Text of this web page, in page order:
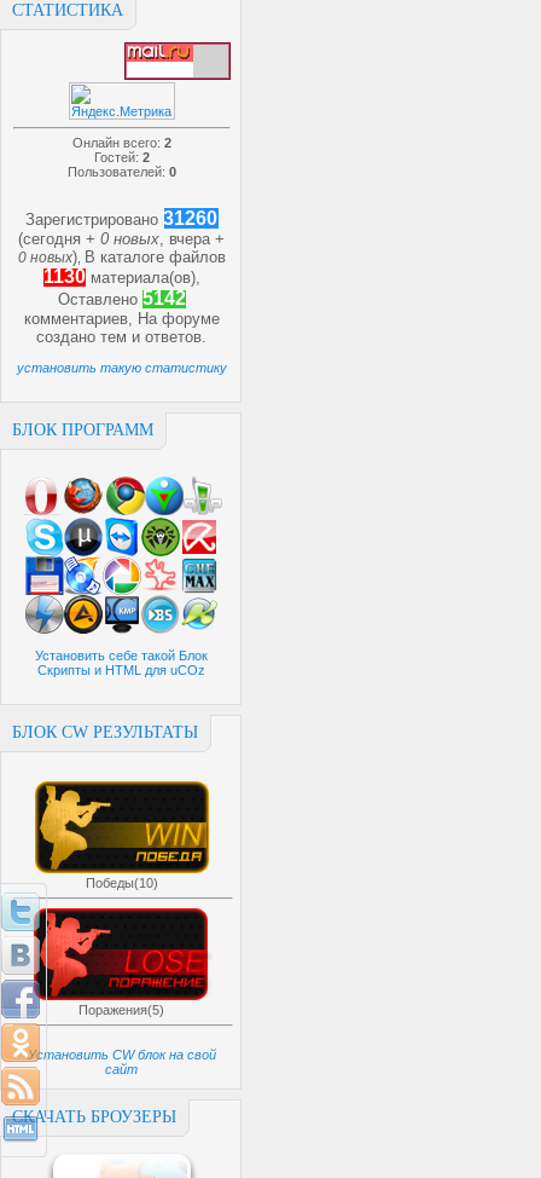
СТАТИСТИКА
Онлайн всего: 2
Гостей: 2
Пользователей: 0
Зарегистрировано 31260
(сегодня +0 новых, вчера +
0 новых) В каталоге файлов
1130 материала(ов),
Оставлено 5142
комментариев, На форуме
созданотем иответов.
установить такую статистику
БЛОК ПРОГРАММ
Установить себе такой Блок
Скрипты и HTML для uCOz
БЛОК CW РЕЗУЛЬТАТЫ
Победы(10)
Поражения(5)
Установить CW блок на свой
сайт
СКАЧАТЬ БРОУЗЕРЫ